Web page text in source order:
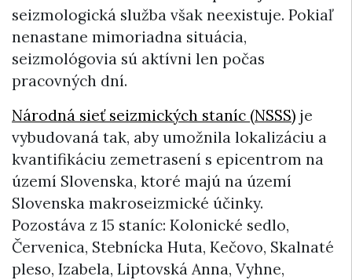
seizmologická služba však neexistuje. Pokiaľ
nenastane mimoriadna situácia,
seizmológovia sú aktívni len počas
pracovných dní.
Národná sieť seizmických staníc (NSSS) je
vybudovaná tak, aby umožnila lokalizáciu a
kvantifikáciu zemetrasení s epicentrom na
území Slovenska, ktoré majú na území
Slovenska makroseizmické účinky.
Pozostáva z 15 staníc: Kolonické sedlo,
Červenica, Stebnícka Huta, Kečovo, Skalnaté
pleso, Izabela, Liptovská Anna, Vyhne,